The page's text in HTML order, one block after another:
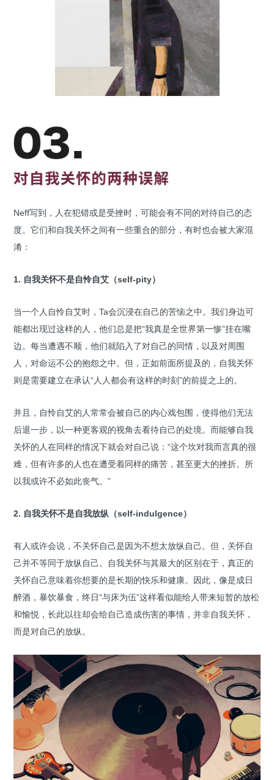
Neff写到，人在犯错或是受挫时，可能会有不同的对待自己的态
度。它们和自我关怀之间有一些重合的部分，有时也会被大家混
淆：
1. 自我关怀不是自怜自艾（self-pity）
当一个人自怜自艾时，Ta会沉浸在自己的苦恼之中。我们身边可
能都出现过这样的人，他们总是把“我真是全世界第一惨”挂在嘴
边。每当遭遇不顺，他们就陷入了对自己的同情，以及对周围
人，对命运不公的抱怨之中。但，正如前面所提及的，自我关怀
则是需要建立在承认“人人都会有这样的时刻”的前提之上的。
并且，自怜自艾的人常常会被自己的内心戏包围，使得他们无法
后退一步，以一种更客观的视角去看待自己的处境。而能够自我
关怀的人在同样的情况下就会对自己说：“这个坎对我而言真的很
难，但有许多的人也在遭受着同样的痛苦，甚至更大的挫折。所
以我或许不必如此丧气。”
2. 自我关怀不是自我放纵（self-indulgence）
有人或许会说，不关怀自己是因为不想太放纵自己。但，关怀自
己并不等同于放纵自己。自我关怀与其最大的区别在于，真正的
关怀自己意味着你想要的是长期的快乐和健康。因此，像是成日
醉酒，暴饮暴食，终日“与床为伍”这样看似能给人带来短暂的放松
和愉悦，长此以往却会给自己造成伤害的事情，并非自我关怀，
而是对自己的放纵。